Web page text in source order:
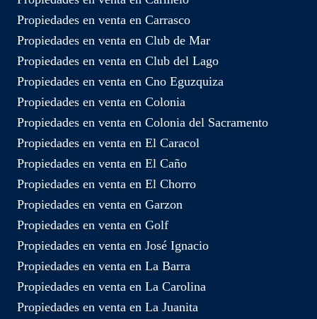
Propiedades en venta en Carrasco
Propiedades en venta en Club de Mar
Propiedades en venta en Club del Lago
Propiedades en venta en Cno Eguzquiza
Propiedades en venta en Colonia
Propiedades en venta en Colonia del Sacramento
Propiedades en venta en El Caracol
Propiedades en venta en El Caño
Propiedades en venta en El Chorro
Propiedades en venta en Garzon
Propiedades en venta en Golf
Propiedades en venta en José Ignacio
Propiedades en venta en La Barra
Propiedades en venta en La Carolina
Propiedades en venta en La Juanita